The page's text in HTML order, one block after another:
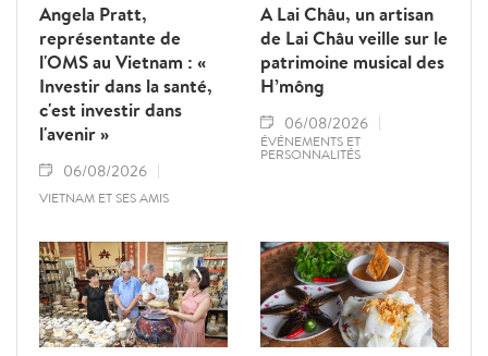
Angela Pratt,
représentante de
l'OMS au Vietnam : «
Investir dans la santé,
c'est investir dans
l'avenir »
06/08/2026
VIETNAM ET SES AMIS
A Lai Châu, un artisan
de Lai Châu veille sur le
patrimoine musical des
H’mông
06/08/2026
ÉVÉNEMENTS ET
PERSONNALITÉS